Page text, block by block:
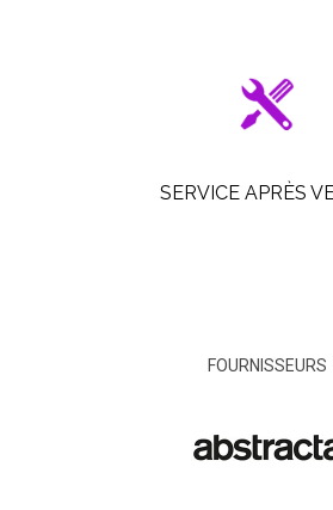
SERVICE APRÈS
FOURNISSEURS